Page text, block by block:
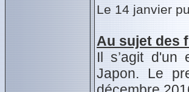
Le 14 janvier
Au sujet des
Il s’agit d'un
Japon. Le